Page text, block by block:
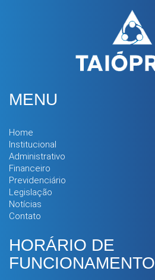
MENU
Home
Institucional
Administrativo
Financeiro
Previdenciário
Legislação
Notícias
Contato
HORÁRIO DE
FUNCIONAMENTO